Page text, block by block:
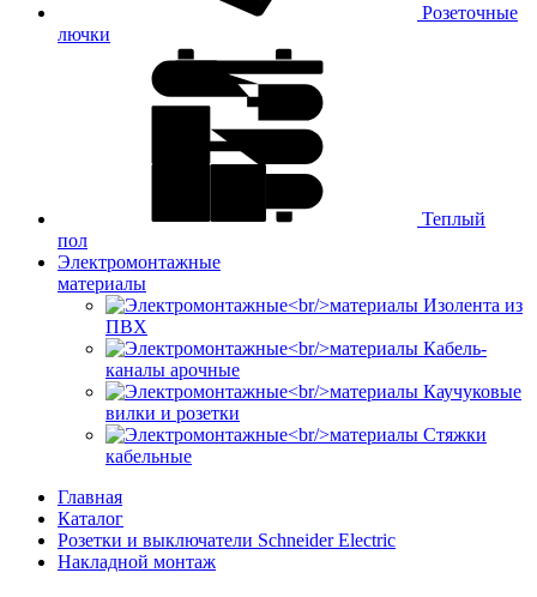
Розеточные
лючки
Теплый
пол
Электромонтажные
материалы
Изолента из
ПВХ
Кабель-
каналы арочные
Каучуковые
вилки и розетки
Стяжки
кабельные
Главная
Каталог
Розетки и выключатели Schneider Electric
Накладной монтаж